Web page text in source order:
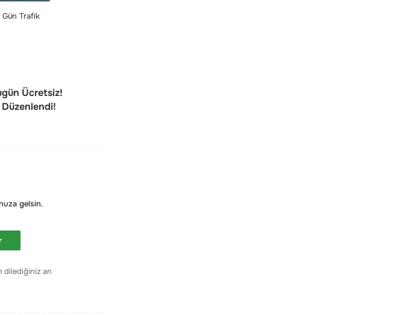
Gün Trafik
Ücretsiz!
gelsin.
dilediğiniz an